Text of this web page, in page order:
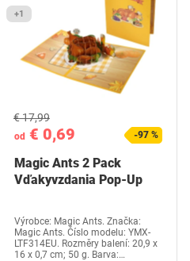
+1
od € 0,69
€ 17,99
-97 %
Magic Ants 2 Pack
Vďakyvzdania Pop-Up
Výrobce: Magic Ants. Značka:
Magic Ants. Číslo modelu: YMX-
LTF314EU. Rozměry balení: 20,9 x
16 x 0,7 cm; 50 g. Barva:…